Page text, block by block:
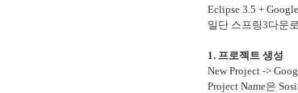
Eclipse 3.5 +
일단 스프링3다운
1. 프로젝트 생성
New Project ->
Project Name은